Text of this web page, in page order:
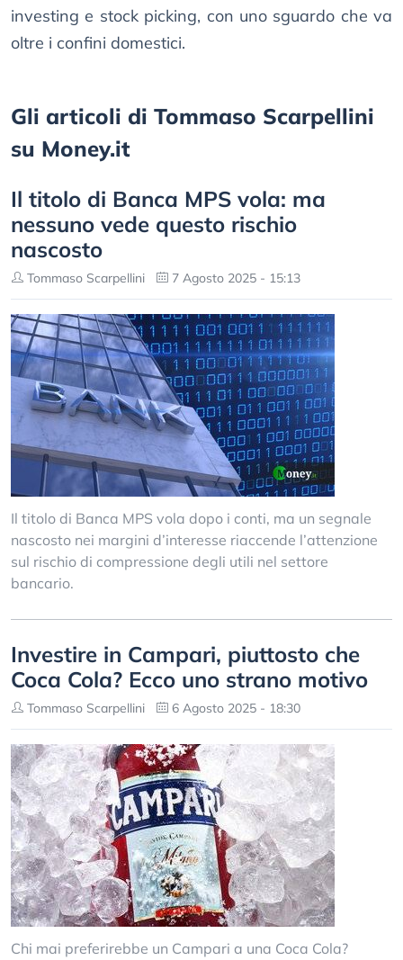
investing e stock picking, con uno sguardo che va
oltre i confini domestici.
Gli articoli di Tommaso Scarpellini
su Money.it
Il titolo di Banca MPS vola: ma
nessuno vede questo rischio
nascosto
Tommaso Scarpellini 7 Agosto 2025 - 15:13
Il titolo di Banca MPS vola dopo i conti, ma un segnale
nascosto nei margini d’interesse riaccende l’attenzione
sul rischio di compressione degli utili nel settore
bancario.
Investire in Campari, piuttosto che
Coca Cola? Ecco uno strano motivo
Tommaso Scarpellini 6 Agosto 2025 - 18:30
Chi mai preferirebbe un Campari a una Coca Cola?